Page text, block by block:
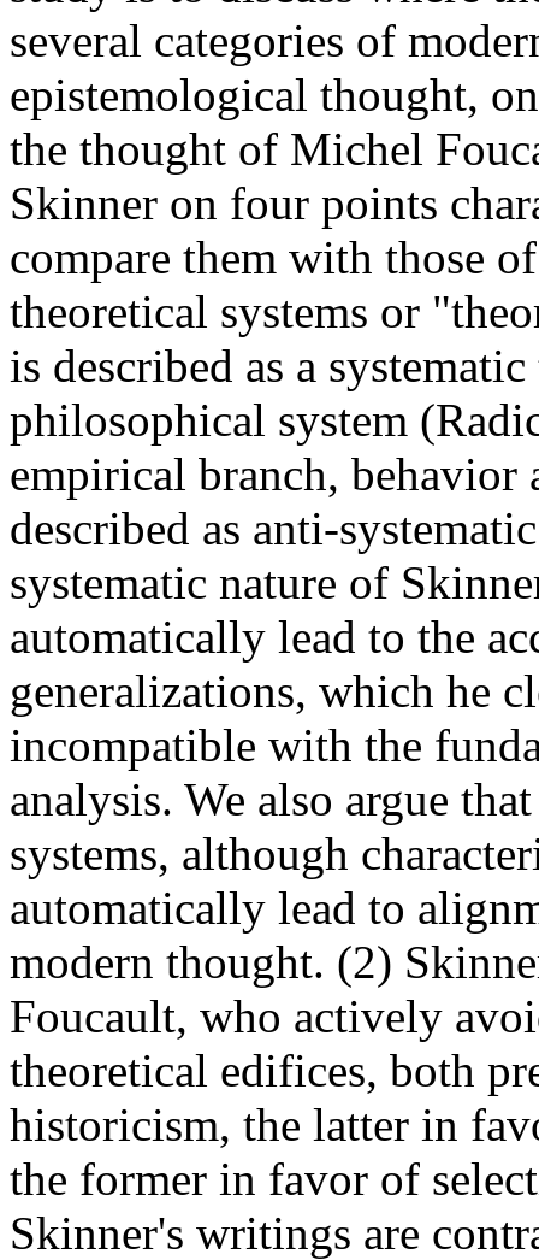
several categories of
epistemological thought,
the thought of Michel
Skinner on four points
compare them with those
theoretical systems or
is described as a
philosophical system
empirical branch,
described as anti-
systematic nature of
automatically lead to the
generalizations, which he
incompatible with the
analysis. We also argue
systems, although
automatically lead to
modern thought. (2)
Foucault, who actively
theoretical edifices, both
historicism, the latter in
the former in favor of
Skinner's writings are